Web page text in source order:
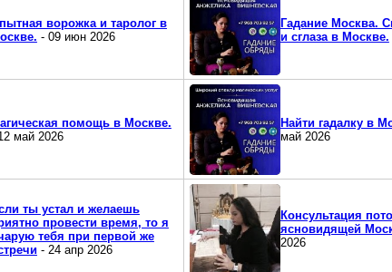
ворожка и таролог в
- 09 июн 2026
Гадание Москва.
и сглаза в Москве.
помощь в Москве.
май 2026
Найти гадалку в
май 2026
ты устал и желаешь
провести время, то я
тебя при первой же
- 24 апр 2026
Консультация
ясновидящей
2026